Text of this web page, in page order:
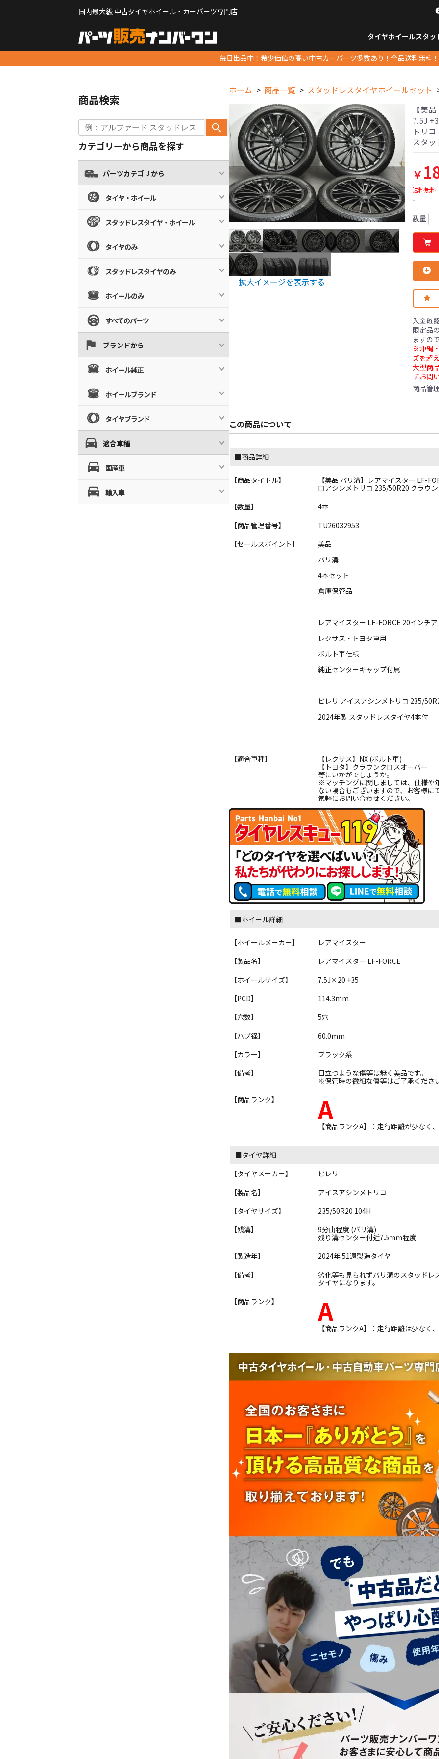
国内最大級 中古タイヤホイール・カーパーツ専門店
タイヤホイールスタッ
毎日出品中！希少価値の高い中古カーパーツ多数あり！全品送料無料！
ホーム 商品一覧 スタッドレスタイヤホイールセット
拡大イメージを表示する
【美
7.5J
トリ
スタ
￥
送料無料
数量
入金確
限定品
ますの
※沖縄
ズを超
大型商
ずお問
商品管
この商品について
■商品詳細
【商品タイトル】
【美品 バリ溝】レアマイスター LF-
ロアシンメトリコ 235/50R20 クラウ
【数量】
4本
【商品管理番号】
TU26032953
【セールスポイント】
美品
バリ溝
4本セット
倉庫保管品
レアマイスター LF-FORCE 20インチ
レクサス・トヨタ車用
ボルト車仕様
純正センターキャップ付属
ピレリ アイスアシンメトリコ 235/
2024年製 スタッドレスタイヤ4本付
【適合車種】
【レクサス】NX (ボルト車)
【トヨタ】クラウンクロスオーバー
等にいかがでしょうか。
※マッチングに関しましては、仕様や
ない場合もございますので、お客様
気軽にお問い合わせください。
■ホイール詳細
【ホイールメーカー】
レアマイスター
【製品名】
レアマイスター LF-FORCE
【ホイールサイズ】
7.5J×20 +35
【PCD】
114.3mm
【穴数】
5穴
【ハブ径】
60.0mm
【カラー】
ブラック系
【備考】
目立つような傷等は無く美品です。
※保管時の微細な傷等はご了承くださ
【商品ランク】
A
【商品ランクA】：走行距離が少なく
■タイヤ詳細
【タイヤメーカー】
ピレリ
【製品名】
アイスアシンメトリコ
【タイヤサイズ】
235/50R20 104H
【残溝】
9分山程度 (バリ溝)
残り溝センター付近7.5ｍｍ程度
【製造年】
2024年 51週製造タイヤ
【備考】
劣化等も見られずバリ溝のスタッドレ
タイヤになります。
【商品ランク】
A
【商品ランクA】：走行距離は少なく
商品検索
カテゴリーから商品を探す
パーツカテゴリから
タイヤ・ホイール
スタッドレスタイヤ・ホイール
タイヤのみ
スタッドレスタイヤのみ
ホイールのみ
すべてのパーツ
ブランドから
ホイール純正
ホイールブランド
タイヤブランド
適合車種
国産車
輸入車